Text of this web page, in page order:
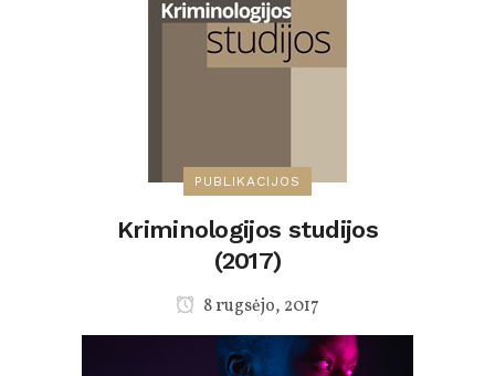
PUBLIKACIJOS
Kriminologijos studijos
(2017)
8 rugsėjo, 2017